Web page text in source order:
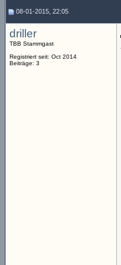
08-01-2015, 22:05
driller
TBB Stammgast
Registriert seit: Oct 2014
Beiträge: 3